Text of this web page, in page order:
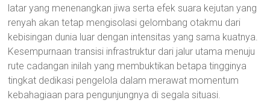
latar yang menenangkan jiwa serta efek suara kejutan yang
renyah akan tetap mengisolasi gelombang otakmu dari
kebisingan dunia luar dengan intensitas yang sama kuatnya.
Kesempurnaan transisi infrastruktur dari jalur utama menuju
rute cadangan inilah yang membuktikan betapa tingginya
tingkat dedikasi pengelola dalam merawat momentum
kebahagiaan para pengunjungnya di segala situasi.